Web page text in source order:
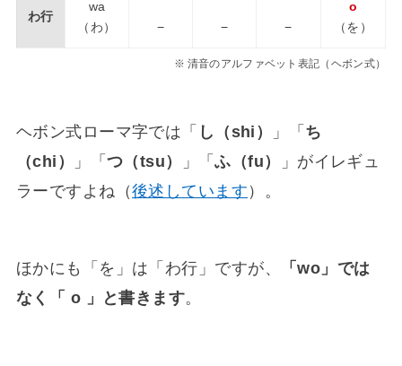
わ行
wa
（わ）
− − −
o
（を）
清音のアルファベット表記（ヘボン式）
ヘボン式ローマ字では「 し（shi） 」「 ち
（chi）
」「 つ（tsu） 」「ふ（fu）
」がイレギュ
ラーですよね（後述しています ）。
ほかにも「を」は「わ行」ですが、
「wo」では
なく「 o 」と書きます。